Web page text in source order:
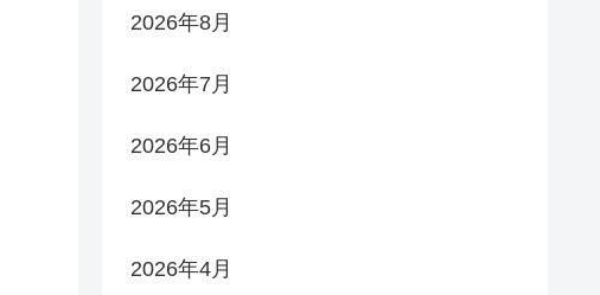
2026年8月
2026年7月
2026年6月
2026年5月
2026年4月